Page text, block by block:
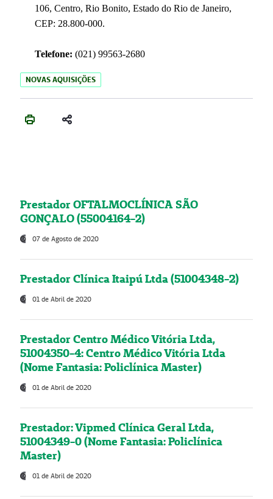
106, Centro, Rio Bonito, Estado do Rio de Janeiro,
CEP: 28.800-000.
Telefone: (021) 99563-2680
NOVAS AQUISIÇÕES
Prestador OFTALMOCLÍNICA SÃO
GONÇALO (55004164-2)
07 de Agosto de 2020
Prestador Clínica Itaipú Ltda (51004348-2)
01 de Abril de 2020
Prestador Centro Médico Vitória Ltda,
51004350-4: Centro Médico Vitória Ltda
(Nome Fantasia: Policlínica Master)
01 de Abril de 2020
Prestador: Vipmed Clínica Geral Ltda,
51004349-0 (Nome Fantasia: Policlínica
Master)
01 de Abril de 2020